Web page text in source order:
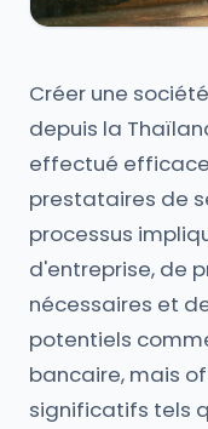
Créer une
depuis la
effectué
prestataires de
processus
d'entreprise, de
nécessaires et
potentiels
bancaire, mais
significatifs tels